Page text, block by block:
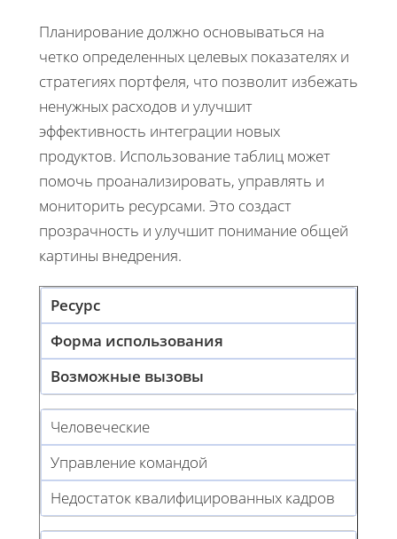
Планирование должно основываться на
четко определенных целевых показателях и
стратегиях портфеля, что позволит избежать
ненужных расходов и улучшит
эффективность интеграции новых
продуктов. Использование таблиц может
помочь проанализировать, управлять и
мониторить ресурсами. Это создаст
прозрачность и улучшит понимание общей
картины внедрения.
Ресурс
Форма использования
Возможные вызовы
Человеческие
Управление командой
Недостаток квалифицированных кадров